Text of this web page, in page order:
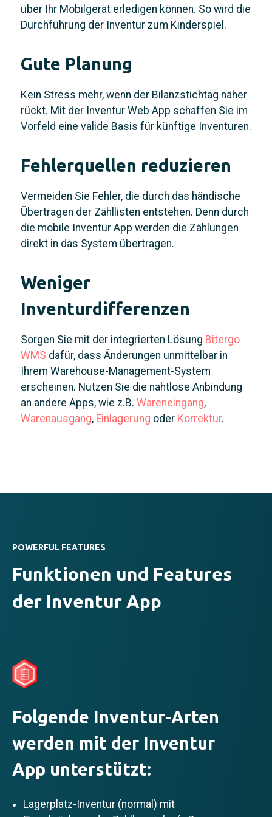
über Ihr Mobilgerät erledigen können. So wird die
Durchführung der Inventur zum Kinderspiel.
Gute Planung
Kein Stress mehr, wenn der Bilanzstichtag näher
rückt. Mit der Inventur Web App schaffen Sie im
Vorfeld eine valide Basis für künftige Inventuren.
Fehlerquellen reduzieren
Vermeiden Sie Fehler, die durch das händische
Übertragen der Zähllisten entstehen. Denn durch
die mobile Inventur App werden die Zählungen
direkt in das System übertragen.
Weniger
Inventurdifferenzen
Sorgen Sie mit der integrierten Lösung Bitergo
WMS dafür, dass Änderungen unmittelbar in
Ihrem Warehouse-Management-System
erscheinen. Nutzen Sie die nahtlose Anbindung
an andere Apps, wie z.B. Wareneingang,
Warenausgang, Einlagerung oder Korrektur.
POWERFUL FEATURES
Funktionen und Features
der Inventur App
Folgende Inventur-Arten
werden mit der Inventur
App unterstützt:
Lagerplatz-Inventur (normal) mit